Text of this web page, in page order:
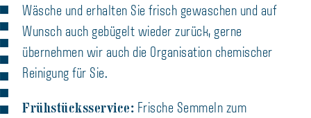
Wäsche und erhalten Sie frisch gewaschen und auf
Wunsch auch gebügelt wieder zurück, gerne
übernehmen wir auch die Organisation chemischer
Reinigung für Sie.
Frühstücksservice: Frische Semmeln zum